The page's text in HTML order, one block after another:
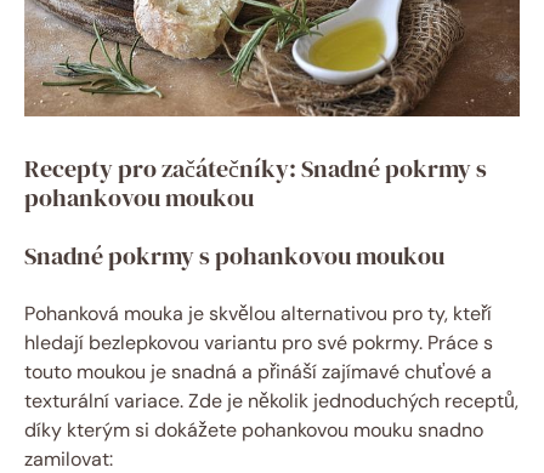
Recepty pro začátečníky: Snadné pokrmy s
pohankovou moukou
Snadné pokrmy s pohankovou moukou
Pohanková mouka je skvělou alternativou pro‌ ty, kteří
hledají bezlepkovou variantu pro své pokrmy. Práce s
touto moukou je snadná a přináší zajímavé chuťové a
texturální variace. ‍Zde ⁢je několik ‌jednoduchých receptů,
díky ⁢kterým si dokážete‍ pohankovou mouku snadno
⁢zamilovat: